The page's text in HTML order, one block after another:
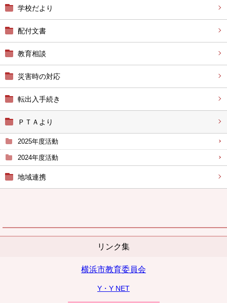
学校だより
配付文書
教育相談
災害時の対応
転出入手続き
ＰＴＡより
2025年度活動
2024年度活動
地域連携
リンク集
横浜市教育委員会
Y・Y NET